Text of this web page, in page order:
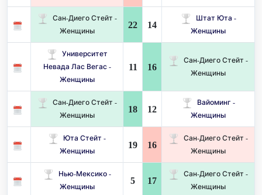
Сан-Диего Стейт -
Женщины
22 14
Штат Юта -
Женщины
Университет
Невада Лас Вегас -
Женщины
11 16
Сан-Диего Стейт -
Женщины
Сан-Диего Стейт -
Женщины
18 12
Вайоминг -
Женщины
Юта Стейт -
Женщины
19 16
Сан-Диего Стейт -
Женщины
Нью-Мексико -
Женщины
5 17
Сан-Диего Стейт -
Женщины